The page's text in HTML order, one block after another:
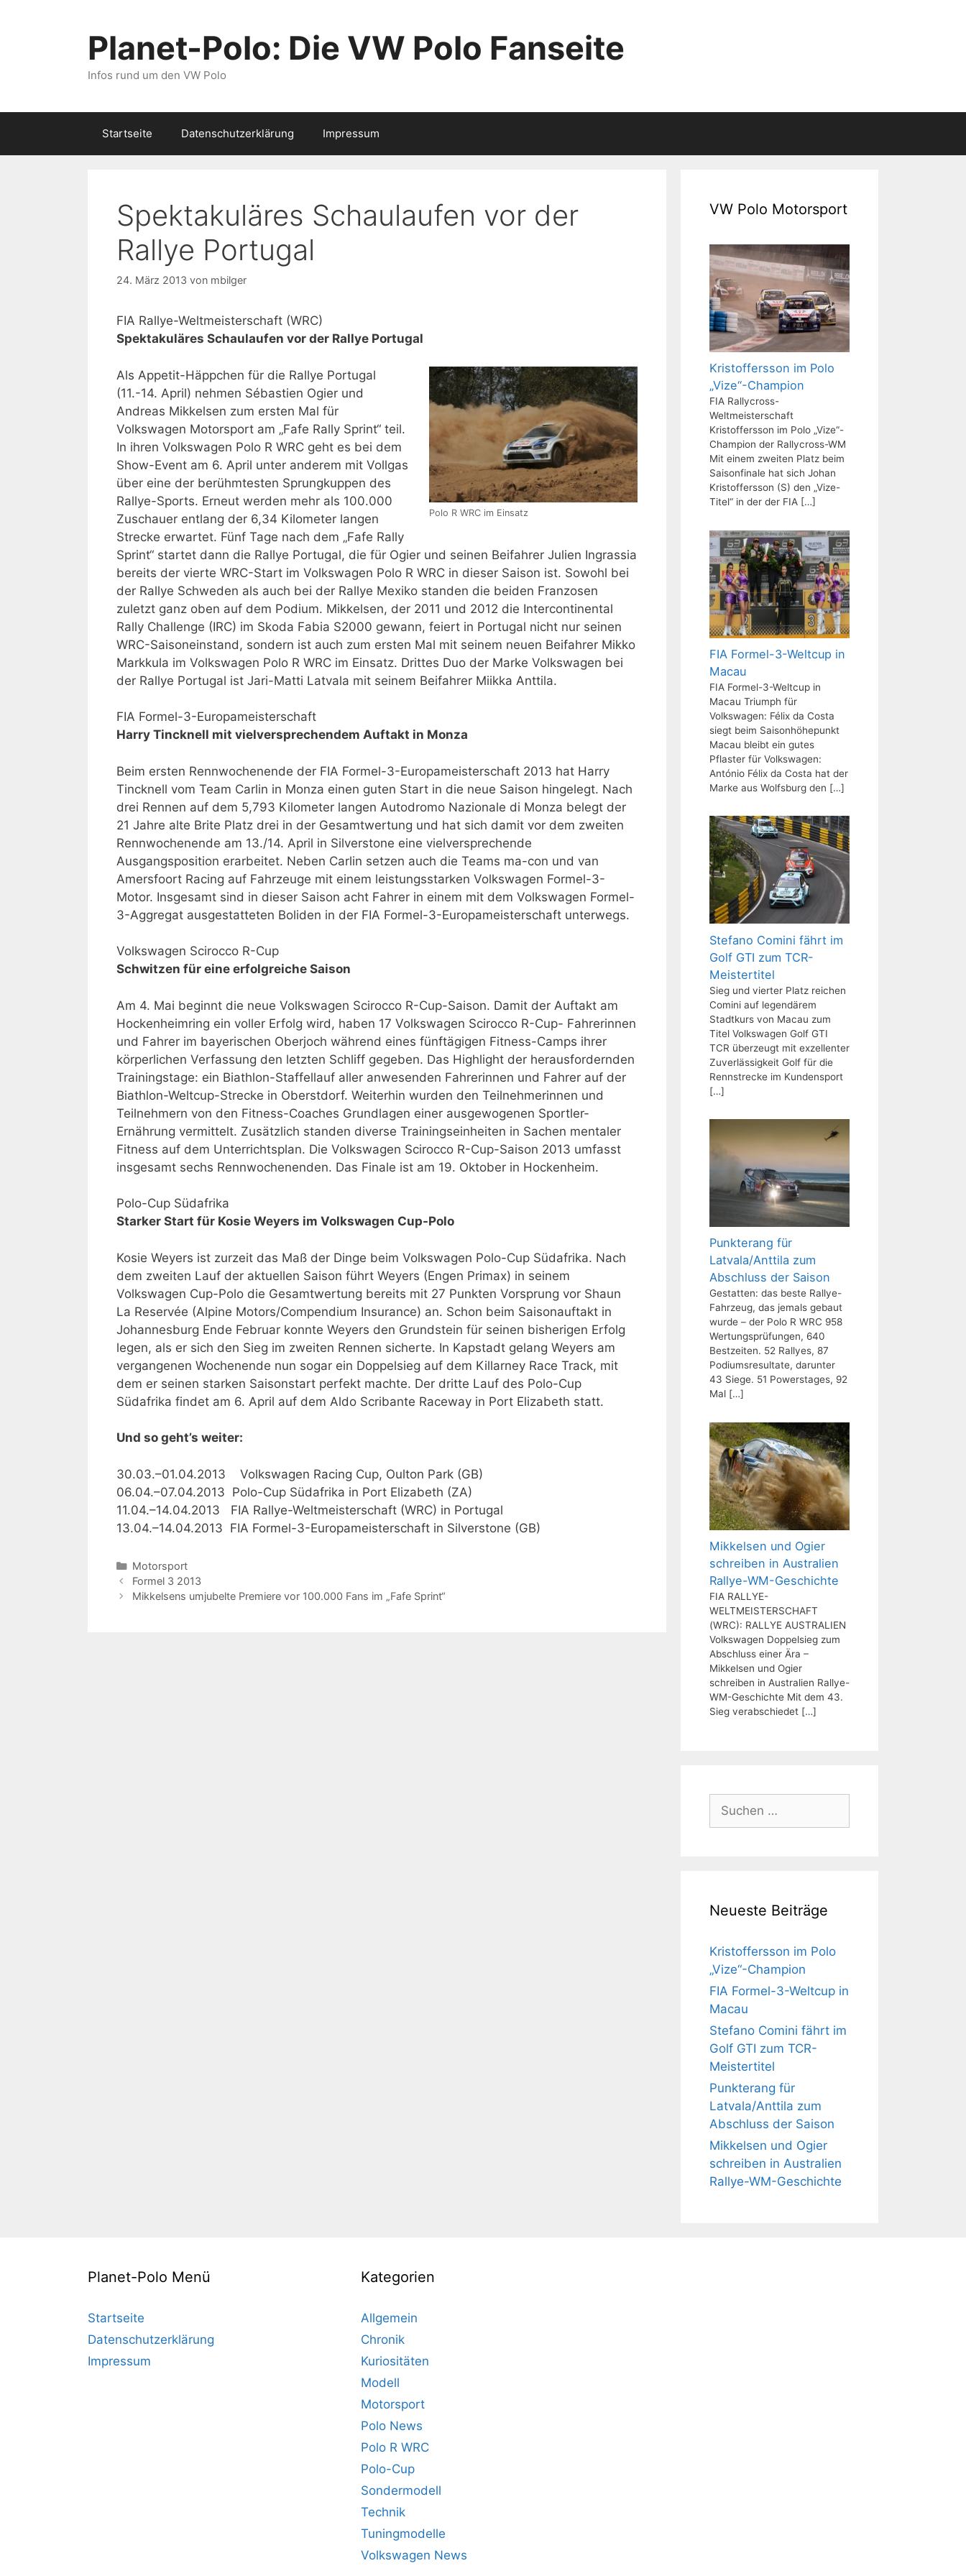
Planet-Polo: Die VW Polo Fanseite
Infos rund um den VW Polo
Startseite Datenschutzerklärung Impressum
Spektakuläres Schaulaufen vor der
Rallye Portugal
24. März 2013 von mbilger
FIA Rallye-Weltmeisterschaft (WRC)
Spektakuläres Schaulaufen vor der Rallye Portugal
Polo R WRC im Einsatz
Als Appetit-Häppchen für die Rallye Portugal
(11.-14. April) nehmen Sébastien Ogier und
Andreas Mikkelsen zum ersten Mal für
Volkswagen Motorsport am „Fafe Rally Sprint“ teil.
In ihren Volkswagen Polo R WRC geht es bei dem
Show-Event am 6. April unter anderem mit Vollgas
über eine der berühmtesten Sprungkuppen des
Rallye-Sports. Erneut werden mehr als 100.000
Zuschauer entlang der 6,34 Kilometer langen
Strecke erwartet. Fünf Tage nach dem „Fafe Rally
Sprint“ startet dann die Rallye Portugal, die für Ogier und seinen Beifahrer Julien Ingrassia
bereits der vierte WRC-Start im Volkswagen Polo R WRC in dieser Saison ist. Sowohl bei
der Rallye Schweden als auch bei der Rallye Mexiko standen die beiden Franzosen
zuletzt ganz oben auf dem Podium. Mikkelsen, der 2011 und 2012 die Intercontinental
Rally Challenge (IRC) im Skoda Fabia S2000 gewann, feiert in Portugal nicht nur seinen
WRC-Saisoneinstand, sondern ist auch zum ersten Mal mit seinem neuen Beifahrer Mikko
Markkula im Volkswagen Polo R WRC im Einsatz. Drittes Duo der Marke Volkswagen bei
der Rallye Portugal ist Jari-Matti Latvala mit seinem Beifahrer Miikka Anttila.
FIA Formel-3-Europameisterschaft
Harry Tincknell mit vielversprechendem Auftakt in Monza
Beim ersten Rennwochenende der FIA Formel-3-Europameisterschaft 2013 hat Harry
Tincknell vom Team Carlin in Monza einen guten Start in die neue Saison hingelegt. Nach
drei Rennen auf dem 5,793 Kilometer langen Autodromo Nazionale di Monza belegt der
21 Jahre alte Brite Platz drei in der Gesamtwertung und hat sich damit vor dem zweiten
Rennwochenende am 13./14. April in Silverstone eine vielversprechende
Ausgangsposition erarbeitet. Neben Carlin setzen auch die Teams ma-con und van
Amersfoort Racing auf Fahrzeuge mit einem leistungsstarken Volkswagen Formel-3-
Motor. Insgesamt sind in dieser Saison acht Fahrer in einem mit dem Volkswagen Formel-
3-Aggregat ausgestatteten Boliden in der FIA Formel-3-Europameisterschaft unterwegs.
Volkswagen Scirocco R-Cup
Schwitzen für eine erfolgreiche Saison
Am 4. Mai beginnt die neue Volkswagen Scirocco R-Cup-Saison. Damit der Auftakt am
Hockenheimring ein voller Erfolg wird, haben 17 Volkswagen Scirocco R-Cup- Fahrerinnen
und Fahrer im bayerischen Oberjoch während eines fünftägigen Fitness-Camps ihrer
körperlichen Verfassung den letzten Schliff gegeben. Das Highlight der herausfordernden
Trainingstage: ein Biathlon-Staffellauf aller anwesenden Fahrerinnen und Fahrer auf der
Biathlon-Weltcup-Strecke in Oberstdorf. Weiterhin wurden den Teilnehmerinnen und
Teilnehmern von den Fitness-Coaches Grundlagen einer ausgewogenen Sportler-
Ernährung vermittelt. Zusätzlich standen diverse Trainingseinheiten in Sachen mentaler
Fitness auf dem Unterrichtsplan. Die Volkswagen Scirocco R-Cup-Saison 2013 umfasst
insgesamt sechs Rennwochenenden. Das Finale ist am 19. Oktober in Hockenheim.
Polo-Cup Südafrika
Starker Start für Kosie Weyers im Volkswagen Cup-Polo
Kosie Weyers ist zurzeit das Maß der Dinge beim Volkswagen Polo-Cup Südafrika. Nach
dem zweiten Lauf der aktuellen Saison führt Weyers (Engen Primax) in seinem
Volkswagen Cup-Polo die Gesamtwertung bereits mit 27 Punkten Vorsprung vor Shaun
La Reservée (Alpine Motors/Compendium Insurance) an. Schon beim Saisonauftakt in
Johannesburg Ende Februar konnte Weyers den Grundstein für seinen bisherigen Erfolg
legen, als er sich den Sieg im zweiten Rennen sicherte. In Kapstadt gelang Weyers am
vergangenen Wochenende nun sogar ein Doppelsieg auf dem Killarney Race Track, mit
dem er seinen starken Saisonstart perfekt machte. Der dritte Lauf des Polo-Cup
Südafrika findet am 6. April auf dem Aldo Scribante Raceway in Port Elizabeth statt.
Und so geht’s weiter:
30.03.–01.04.2013 Volkswagen Racing Cup, Oulton Park (GB)
06.04.–07.04.2013 Polo-Cup Südafrika in Port Elizabeth (ZA)
11.04.–14.04.2013 FIA Rallye-Weltmeisterschaft (WRC) in Portugal
13.04.–14.04.2013 FIA Formel-3-Europameisterschaft in Silverstone (GB)
Kategorien
Motorsport
Formel 3 2013
Mikkelsens umjubelte Premiere vor 100.000 Fans im „Fafe Sprint“
VW Polo Motorsport
Kristoffersson im Polo
„Vize“-Champion
FIA Rallycross-
Weltmeisterschaft
Kristoffersson im Polo „Vize“-
Champion der Rallycross-WM
Mit einem zweiten Platz beim
Saisonfinale hat sich Johan
Kristoffersson (S) den „Vize-
Titel“ in der der FIA […]
FIA Formel-3-Weltcup in
Macau
FIA Formel-3-Weltcup in
Macau Triumph für
Volkswagen: Félix da Costa
siegt beim Saisonhöhepunkt
Macau bleibt ein gutes
Pflaster für Volkswagen:
António Félix da Costa hat der
Marke aus Wolfsburg den […]
Stefano Comini fährt im
Golf GTI zum TCR-
Meistertitel
Sieg und vierter Platz reichen
Comini auf legendärem
Stadtkurs von Macau zum
Titel Volkswagen Golf GTI
TCR überzeugt mit exzellenter
Zuverlässigkeit Golf für die
Rennstrecke im Kundensport
[…]
Punkterang für
Latvala/Anttila zum
Abschluss der Saison
Gestatten: das beste Rallye-
Fahrzeug, das jemals gebaut
wurde – der Polo R WRC 958
Wertungsprüfungen, 640
Bestzeiten. 52 Rallyes, 87
Podiumsresultate, darunter
43 Siege. 51 Powerstages, 92
Mal […]
Mikkelsen und Ogier
schreiben in Australien
Rallye-WM-Geschichte
FIA RALLYE-
WELTMEISTERSCHAFT
(WRC): RALLYE AUSTRALIEN
Volkswagen Doppelsieg zum
Abschluss einer Ära –
Mikkelsen und Ogier
schreiben in Australien Rallye-
WM-Geschichte Mit dem 43.
Sieg verabschiedet […]
nach:
Neueste Beiträge
Kristoffersson im Polo
„Vize“-Champion
FIA Formel-3-Weltcup in
Macau
Stefano Comini fährt im
Golf GTI zum TCR-
Meistertitel
Punkterang für
Latvala/Anttila zum
Abschluss der Saison
Mikkelsen und Ogier
schreiben in Australien
Rallye-WM-Geschichte
Planet-Polo Menü
Startseite
Datenschutzerklärung
Impressum
Kategorien
Allgemein
Chronik
Kuriositäten
Modell
Motorsport
Polo News
Polo R WRC
Polo-Cup
Sondermodell
Technik
Tuningmodelle
Volkswagen News